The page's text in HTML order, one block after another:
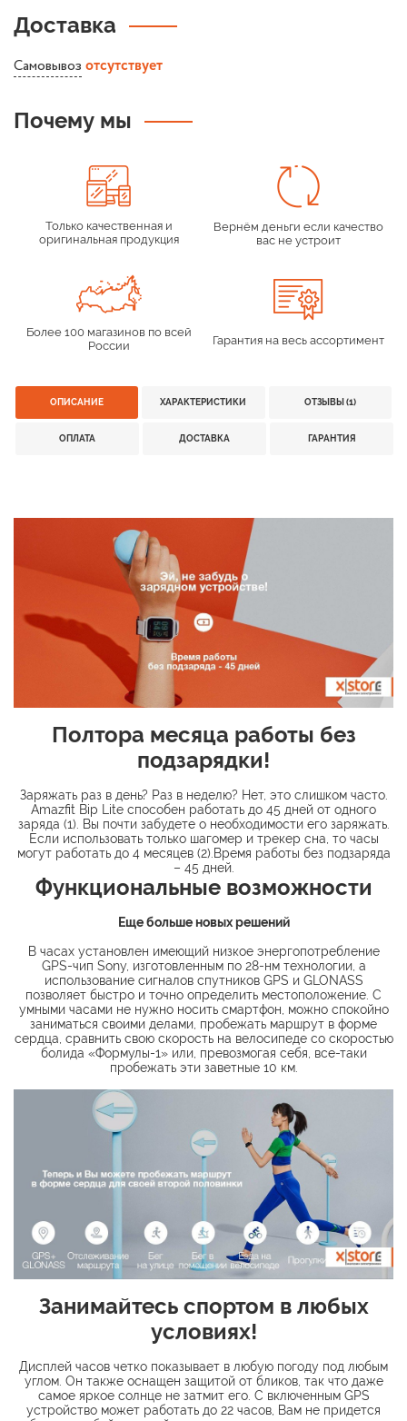
Доставка
Самовывоз отсутствует
Почему мы
Только качественная и
оригинальная продукция
Вернём деньги если качество
вас не устроит
Более 100 магазинов по всей
России
Гарантия на весь ассортимент
ОПИСАНИЕ ХАРАКТЕРИСТИКИ ОТЗЫВЫ (1)
ОПЛАТА ДОСТАВКА ГАРАНТИЯ
Полтора месяца работы без
подзарядки!
Заряжать раз в день? Раз в неделю? Нет, это слишком часто.
Amazfit Bip Lite способен работать до 45 дней от одного
заряда (1). Вы почти забудете о необходимости его заряжать.
Если использовать только шагомер и трекер сна, то часы
могут работать до 4 месяцев (2).Время работы без подзаряда
– 45 дней.
Функциональные возможности
Еще больше новых решений
В часах установлен имеющий низкое энергопотребление
GPS-чип Sony, изготовленным по 28-нм технологии, а
использование сигналов спутников GPS и GLONASS
позволяет быстро и точно определить местоположение. С
умными часами не нужно носить смартфон, можно спокойно
заниматься своими делами, пробежать маршрут в форме
сердца, сравнить свою скорость на велосипеде со скоростью
болида «Формулы-1» или, превозмогая себя, все-таки
пробежать эти заветные 10 км.​
Занимайтесь спортом в любых
условиях!
Дисплей часов четко показывает в любую погоду под любым
углом. Он также оснащен защитой от бликов, так что даже
самое яркое солнце не затмит его. С включенным GPS
устройство может работать до 22 часов, Вам не придется